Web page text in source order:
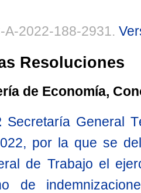
A-2022-188-2931.
Resoluciones
de Economía,
Secretaría General
por la que se
de Trabajo el
de